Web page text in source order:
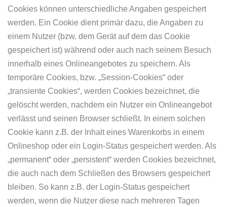
Cookies können unterschiedliche Angaben gespeichert
werden. Ein Cookie dient primär dazu, die Angaben zu
einem Nutzer (bzw. dem Gerät auf dem das Cookie
gespeichert ist) während oder auch nach seinem Besuch
innerhalb eines Onlineangebotes zu speichern. Als
temporäre Cookies, bzw. „Session-Cookies“ oder
„transiente Cookies“, werden Cookies bezeichnet, die
gelöscht werden, nachdem ein Nutzer ein Onlineangebot
verlässt und seinen Browser schließt. In einem solchen
Cookie kann z.B. der Inhalt eines Warenkorbs in einem
Onlineshop oder ein Login-Status gespeichert werden. Als
„permanent“ oder „persistent“ werden Cookies bezeichnet,
die auch nach dem Schließen des Browsers gespeichert
bleiben. So kann z.B. der Login-Status gespeichert
werden, wenn die Nutzer diese nach mehreren Tagen